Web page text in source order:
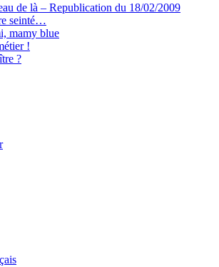
de là – Republication du 18/02/2009
seinté…
mamy blue
!
?